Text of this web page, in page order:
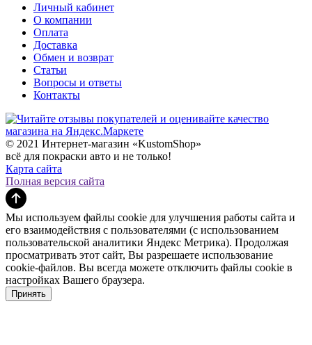
Личный кабинет
О компании
Оплата
Доставка
Обмен и возврат
Статьи
Вопросы и ответы
Контакты
© 2021 Интернет-магазин «KustomShop»
всё для покраски авто и не только!
Карта сайта
Полная версия сайта
Мы используем файлы cookie для улучшения работы сайта и
его взаимодействия с пользователями (с использованием
пользовательской аналитики Яндекс Метрика). Продолжая
просматривать этот сайт, Вы разрешаете использование
cookie-файлов. Вы всегда можете отключить файлы cookie в
настройках Вашего браузера.
Принять